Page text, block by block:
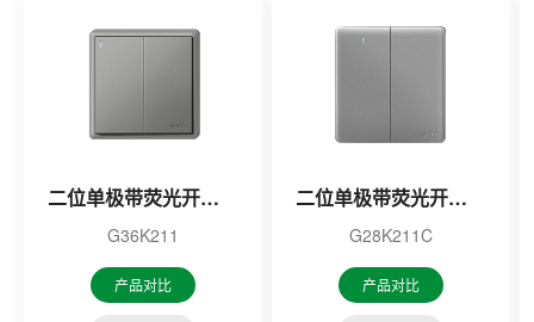
二位单极带荧光开关（灰色）
G36K211
产品对比
二位单极带荧光开关（灰色）
G28K211C
产品对比